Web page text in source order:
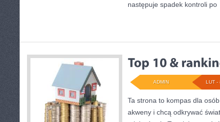
następuje spadek kontroli po
LUT -
ADMIN
Ta strona to kompas dla
akweny i chcą odkrywać